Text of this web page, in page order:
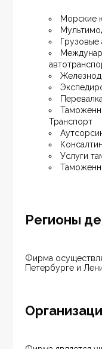
Морские
Грузовые
Транспорт
Услуги
Регионы
Фирма
Петербурге и